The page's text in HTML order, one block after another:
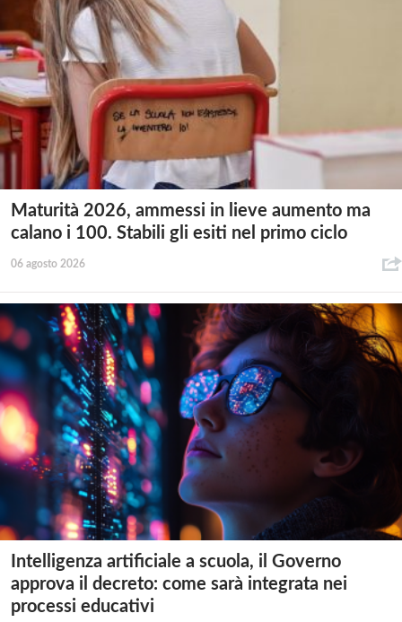
Maturità 2026, ammessi in lieve aumento ma
calano i 100. Stabili gli esiti nel primo ciclo
06 agosto 2026
Intelligenza artificiale a scuola, il Governo
approva il decreto: come sarà integrata nei
processi educativi